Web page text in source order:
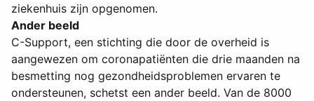
ziekenhuis zijn opgenomen.
Ander beeld
C-Support, een stichting die door de overheid is
aangewezen om coronapatiënten die drie maanden na
besmetting nog gezondheidsproblemen ervaren te
ondersteunen, schetst een ander beeld. Van de 8000